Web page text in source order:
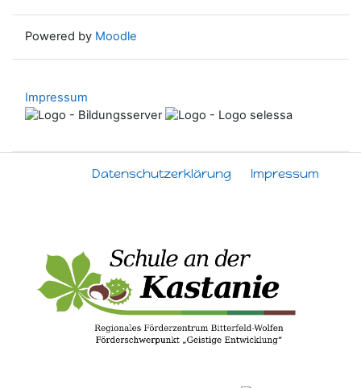
Powered by Moodle
Impressum
Datenschutzerklärung Impressum